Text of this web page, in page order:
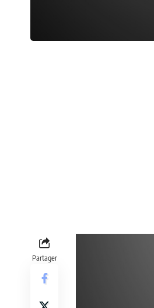
Partager